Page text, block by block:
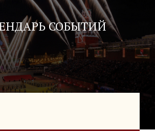
СОБЫТИЙ